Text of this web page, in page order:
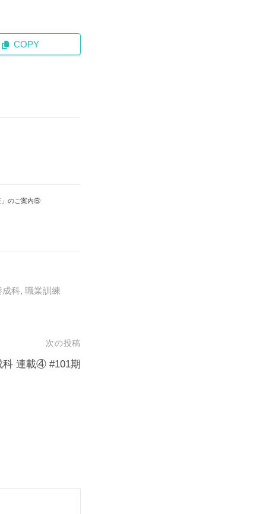
COPY
」のご案内⑥
成科, 職業訓練
次の投稿
科 連載④ #101期